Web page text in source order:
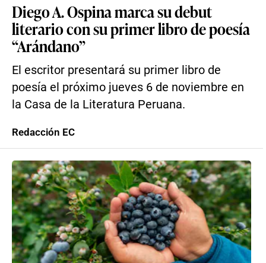
Diego A. Ospina marca su debut
literario con su primer libro de poesía
“Arándano”
El escritor presentará su primer libro de
poesía el próximo jueves 6 de noviembre en
la Casa de la Literatura Peruana.
Redacción EC